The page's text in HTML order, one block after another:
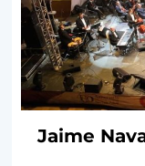
Jaime